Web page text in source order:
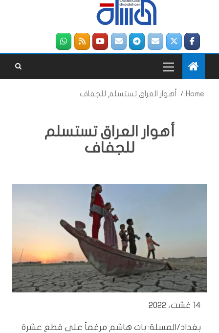
Home أهوار العراق تستسلم للجفاف
أهوار العراق تستسلم
للجفاف
14 غشت، 2022
بغداد/المسلة: بات هاشم مرغماً على قطع عشرة